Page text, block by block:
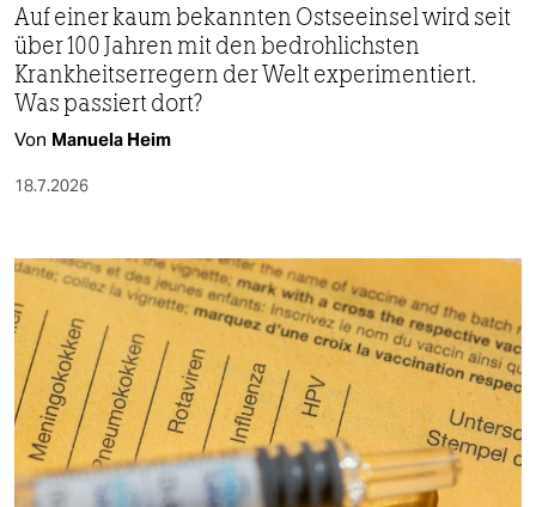
Auf einer kaum bekannten Ostseeinsel wird seit
über 100 Jahren mit den bedrohlichsten
Krankheitserregern der Welt experimentiert.
Was passiert dort?
Von Manuela Heim
18.7.2026